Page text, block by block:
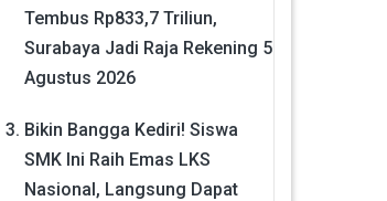
Tembus Rp833,7 Triliun,
Surabaya Jadi Raja Rekening 5
Agustus 2026
Bikin Bangga Kediri! Siswa
SMK Ini Raih Emas LKS
Nasional, Langsung Dapat